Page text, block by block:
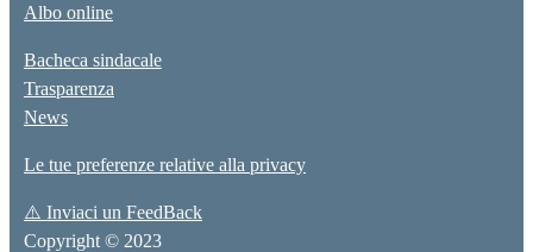
Albo online
Bacheca sindacale
Trasparenza
News
Le tue preferenze relative alla privacy
⚠️ Inviaci un FeedBack
Copyright © 2023